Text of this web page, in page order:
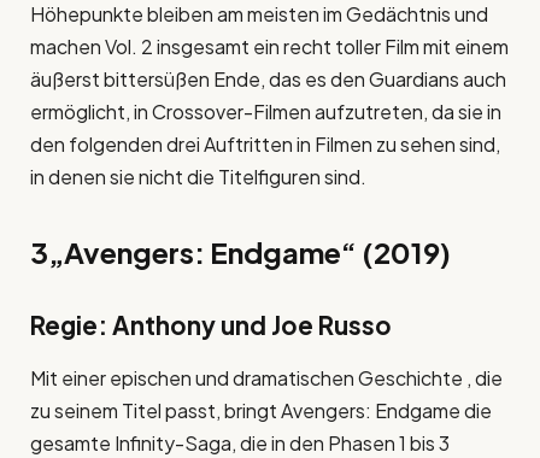
Höhepunkte bleiben am meisten im Gedächtnis und
machen Vol. 2 insgesamt ein recht toller Film mit einem
äußerst bittersüßen Ende, das es den Guardians auch
ermöglicht, in Crossover-Filmen aufzutreten, da sie in
den folgenden drei Auftritten in Filmen zu sehen sind,
in denen sie nicht die Titelfiguren sind.
3„Avengers: Endgame“ (2019)
Regie: Anthony und Joe Russo
Mit einer epischen und dramatischen Geschichte , die
zu seinem Titel passt, bringt Avengers: Endgame die
gesamte Infinity-Saga, die in den Phasen 1 bis 3